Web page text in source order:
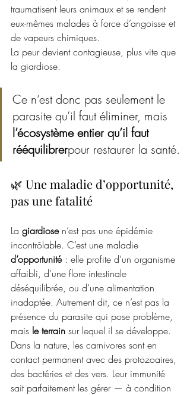
traumatisent leurs animaux et se rendent
eux-mêmes malades à force d’angoisse et
de vapeurs chimiques.
La peur devient contagieuse, plus vite que
la giardiose.
Ce n’est donc pas seulement le
parasite qu’il faut éliminer, mais
l’écosystème entier qu’il faut
rééquilibrerpour restaurer la santé.
🌿 Une maladie d’opportunité,
pas une fatalité
La giardiose n’est pas une épidémie
incontrôlable. C’est une maladie
d’opportunité : elle profite d’un organisme
affaibli, d’une flore intestinale
déséquilibrée, ou d’une alimentation
inadaptée. Autrement dit, ce n’est pas la
présence du parasite qui pose problème,
mais le terrain sur lequel il se développe.
Dans la nature, les carnivores sont en
contact permanent avec des protozoaires,
des bactéries et des vers. Leur immunité
sait parfaitement les gérer — à condition